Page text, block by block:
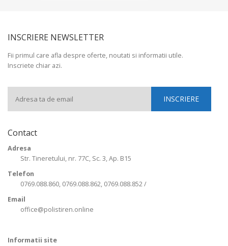
INSCRIERE NEWSLETTER
Fii primul care afla despre oferte, noutati si informatii utile.
Inscriete chiar azi.
Contact
Adresa
Str. Tineretului, nr. 77C, Sc. 3, Ap. B15
Telefon
0769.088.860, 0769.088.862, 0769.088.852 /
Email
office@polistiren.online
Informatii site